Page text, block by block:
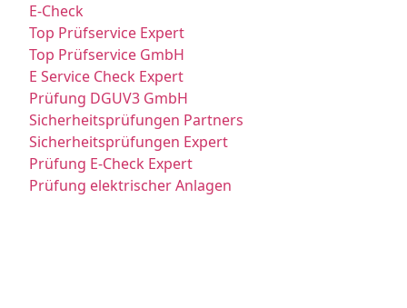
E-Check
Top Prüfservice Expert
Top Prüfservice GmbH
E Service Check Expert
Prüfung DGUV3 GmbH
Sicherheitsprüfungen Partners
Sicherheitsprüfungen Expert
Prüfung E-Check Expert
Prüfung elektrischer Anlagen